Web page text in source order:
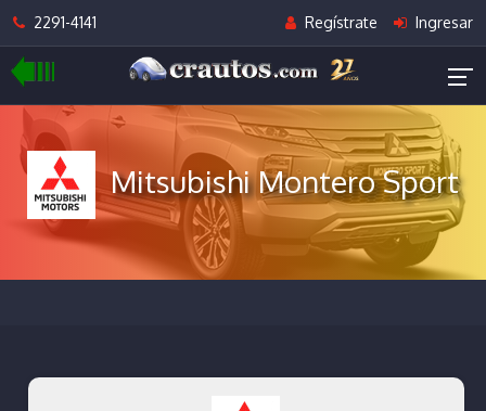
2291-4141 Regístrate Ingresar
Mitsubishi Montero Sport